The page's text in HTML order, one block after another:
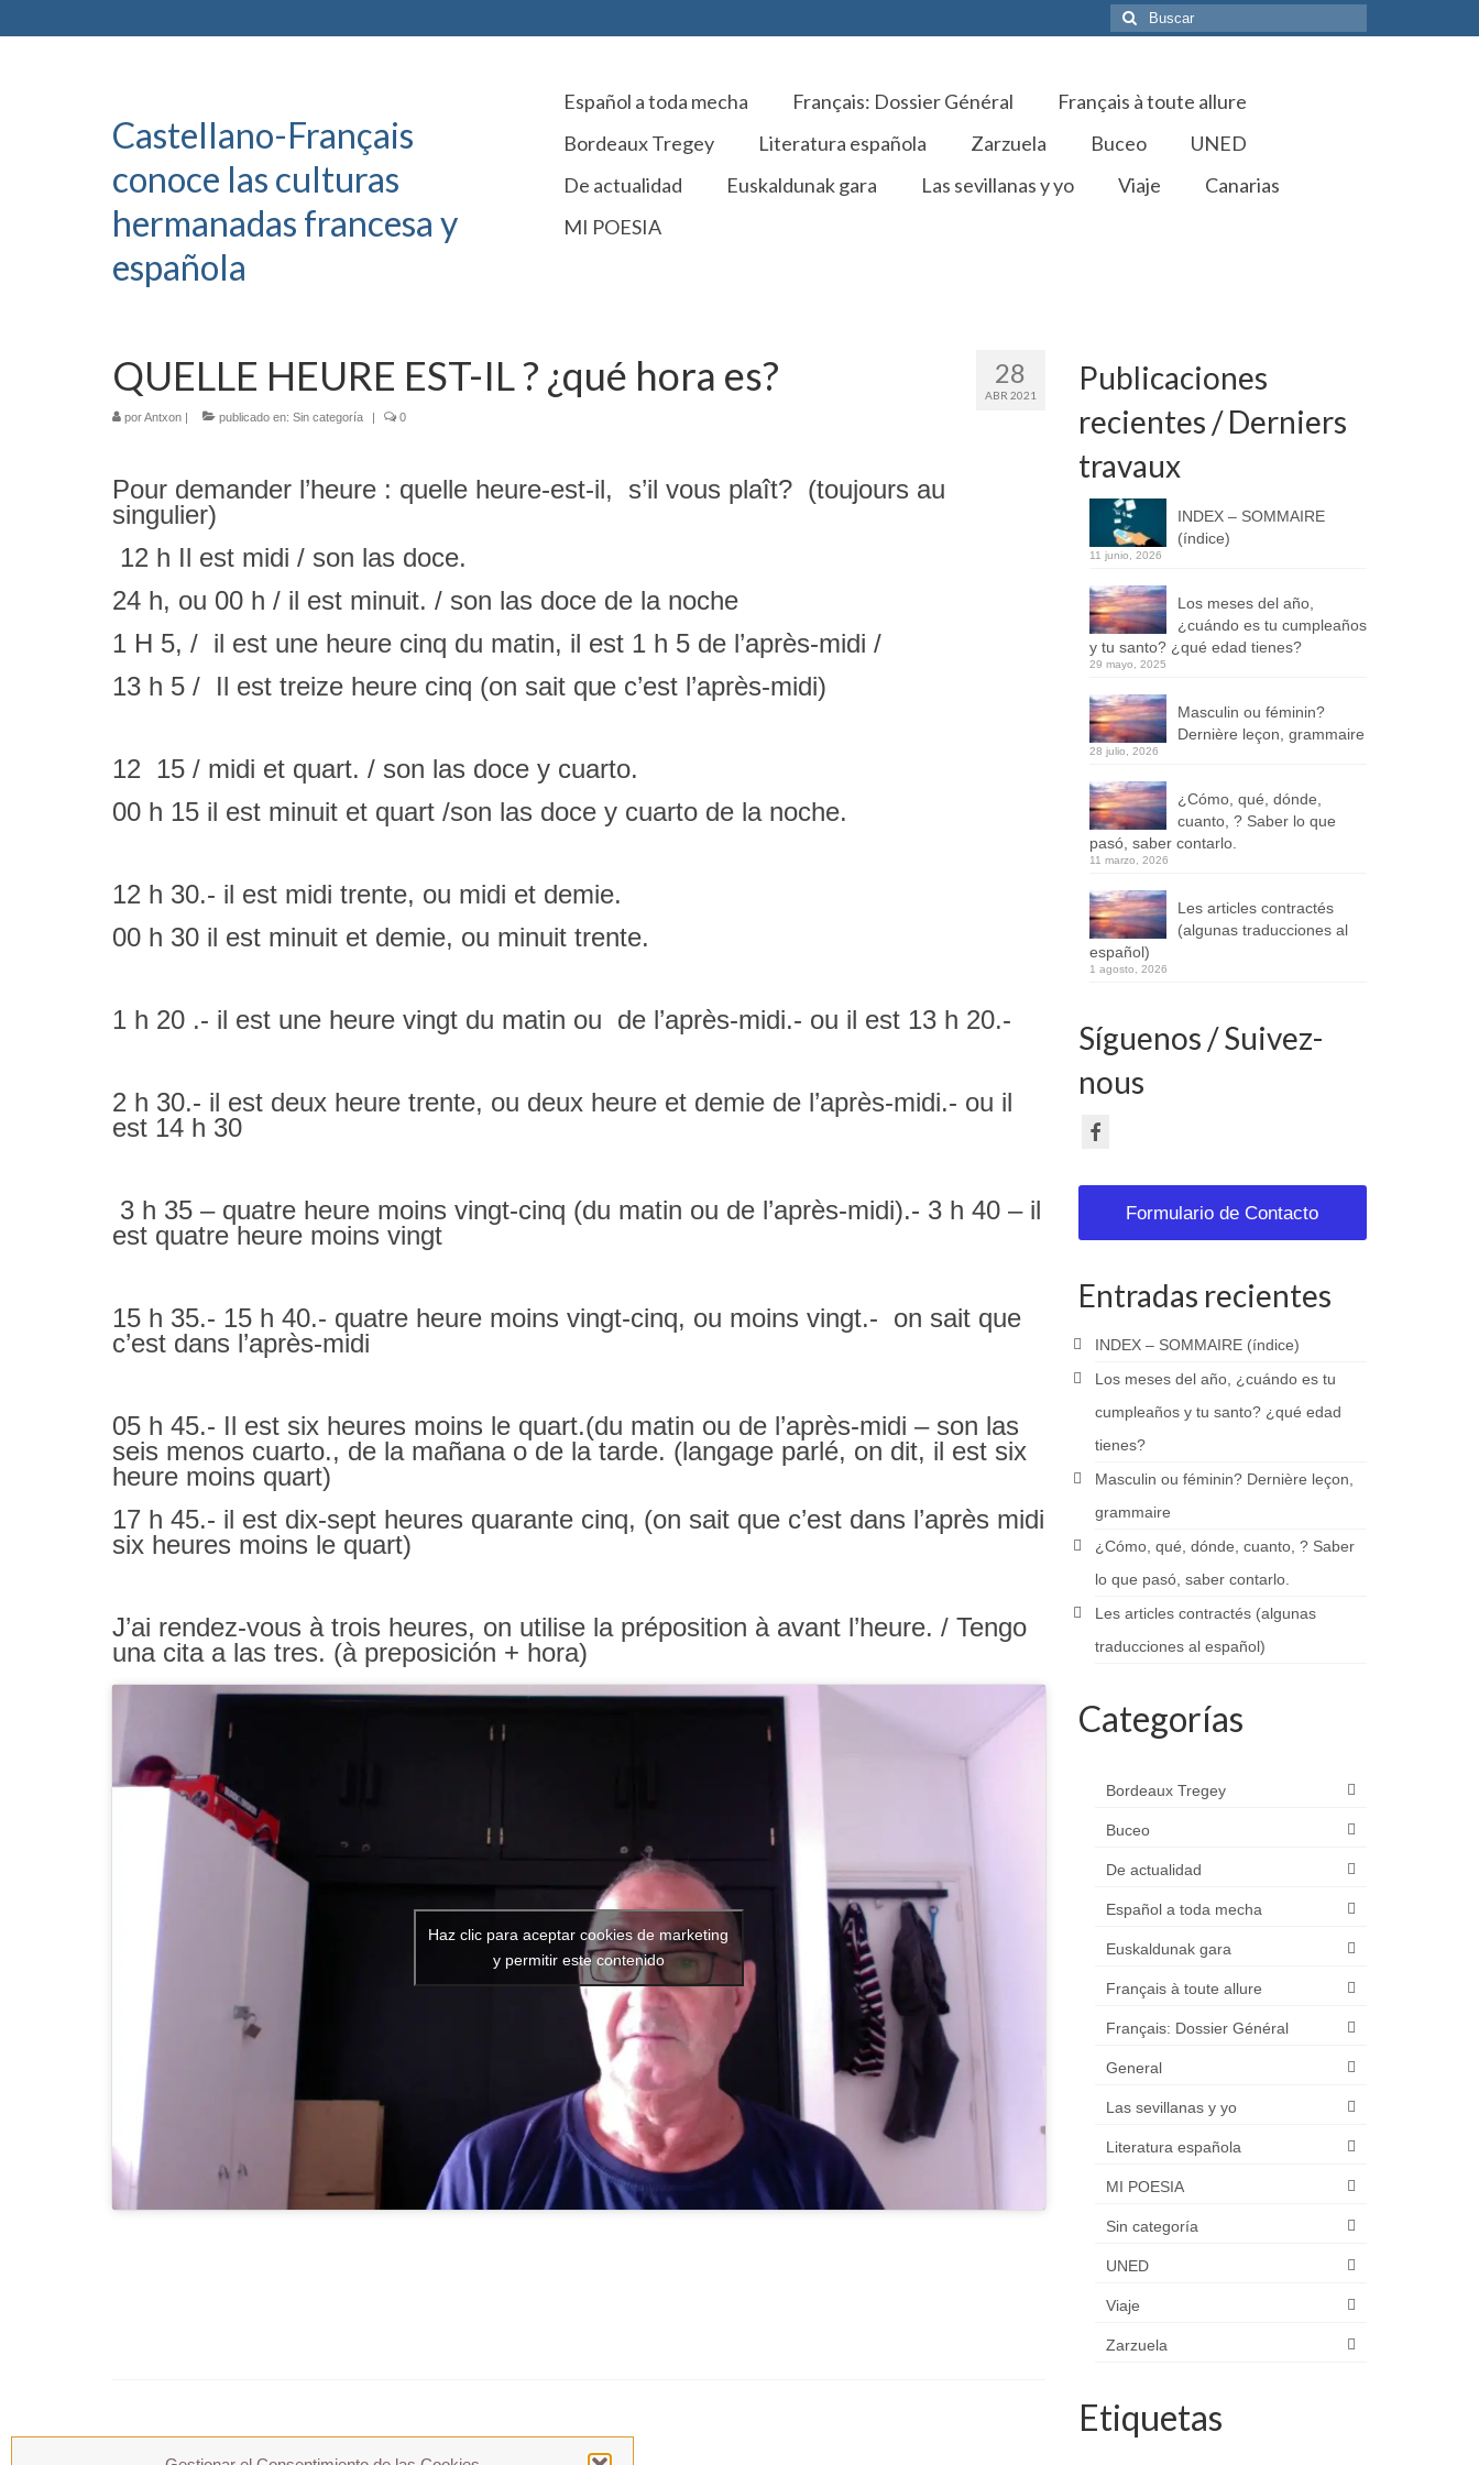
Buscar
por:
Castellano-Français
conoce las culturas
hermanadas francesa y
española
Español a toda mecha Français: Dossier Général
Français à toute allure
Bordeaux Tregey
Literatura española Zarzuela Buceo
UNED
De actualidad
Euskaldunak gara Las sevillanas y yo Viaje
Canarias
MI POESIA
28
ABR 2021
QUELLE HEURE EST-IL ? ¿qué hora es?
porAntxon | publicado en: Sin categoría | 0
Pour demander l’heure : quelle heure-est-il, s’il vous plaît? (toujours au
singulier)
12 h Il est midi / son las doce.
24 h, ou 00 h / il est minuit. / son las doce de la noche
1 H 5, / il est une heure cinq du matin, il est 1 h 5 de l’après-midi /
13 h 5 / Il est treize heure cinq (on sait que c’est l’après-midi)
12 15 / midi et quart. / son las doce y cuarto.
00 h 15 il est minuit et quart /son las doce y cuarto de la noche.
12 h 30.- il est midi trente, ou midi et demie.
00 h 30 il est minuit et demie, ou minuit trente.
1 h 20 .- il est une heure vingt du matin ou de l’après-midi.- ou il est 13 h 20.-
2 h 30.- il est deux heure trente, ou deux heure et demie de l’après-midi.- ou il
est 14 h 30
3 h 35 – quatre heure moins vingt-cinq (du matin ou de l’après-midi).- 3 h 40 – il
est quatre heure moins vingt
15 h 35.- 15 h 40.- quatre heure moins vingt-cinq, ou moins vingt.- on sait que
c’est dans l’après-midi
05 h 45.- Il est six heures moins le quart.(du matin ou de l’après-midi – son las
seis menos cuarto., de la mañana o de la tarde. (langage parlé, on dit, il est six
heure moins quart)
17 h 45.- il est dix-sept heures quarante cinq, (on sait que c’est dans l’après midi
six heures moins le quart)
J’ai rendez-vous à trois heures, on utilise la préposition à avant l’heure. / Tengo
una cita a las tres. (à preposición + hora)
Haz clic para aceptar cookies de marketing
y permitir este contenido
Publicaciones
recientes / Derniers
travaux
INDEX – SOMMAIRE
(índice)
11 junio, 2026
Los meses del año,
¿cuándo es tu cumpleaños
y tu santo? ¿qué edad tienes?
29 mayo, 2025
Masculin ou féminin?
Dernière leçon, grammaire
28 julio, 2026
¿Cómo, qué, dónde,
cuanto, ? Saber lo que
pasó, saber contarlo.
11 marzo, 2026
Les articles contractés
(algunas traducciones al
español)
1 agosto, 2026
Síguenos / Suivez-
nous
Formulario de Contacto
Entradas recientes
INDEX – SOMMAIRE (índice)
Los meses del año, ¿cuándo es tu
cumpleaños y tu santo? ¿qué edad
tienes?
Masculin ou féminin? Dernière leçon,
grammaire
¿Cómo, qué, dónde, cuanto, ? Saber
lo que pasó, saber contarlo.
Les articles contractés (algunas
traducciones al español)
Categorías
Bordeaux Tregey
Buceo
De actualidad
Español a toda mecha
Euskaldunak gara
Français à toute allure
Français: Dossier Général
General
Las sevillanas y yo
Literatura española
MI POESIA
Sin categoría
UNED
Viaje
Zarzuela
Etiquetas